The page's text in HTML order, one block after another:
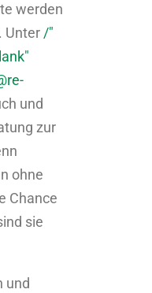
werden
Unter /"
und
zur
ohne
Chance
sie
und